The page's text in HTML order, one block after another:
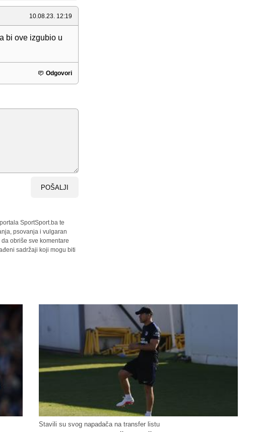
10.08.23. 12:19
bi ove izgubio u
Odgovori
POŠALJI
SportSport.ba te
psovanja i vulgaran
obriše sve komentare
sadržaji koji mogu biti
Stavili su svog napadača na transfer listu